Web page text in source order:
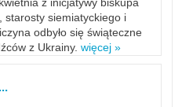
z inicjatywy biskupa
starosty siemiatyckiego i
odbyło się świąteczne
z Ukrainy. więcej »